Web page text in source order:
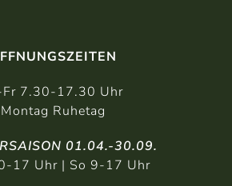
7.30-17.30 Uhr
Montag Ruhetag
01.04.-30.09.
17 Uhr | So 9-17 Uhr